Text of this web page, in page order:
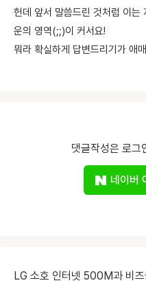
헌데 앞서 말씀드린 것처럼 이는
운의 영역(;;)이 커서요!
뭐라 확실하게 답변드리기가 애
댓글작성은 로그
네이버
LG 소호 인터넷 500M과 비